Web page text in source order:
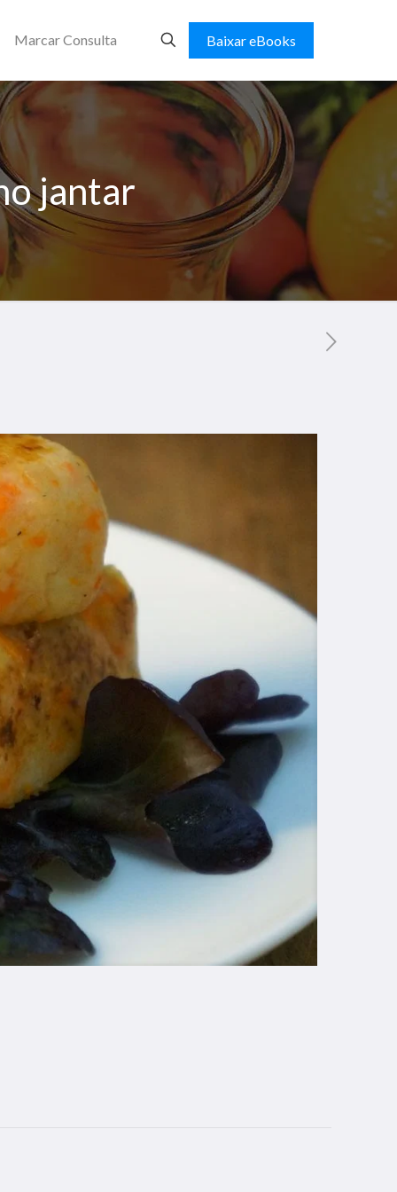
Marcar Consulta Baixar eBooks
jantar